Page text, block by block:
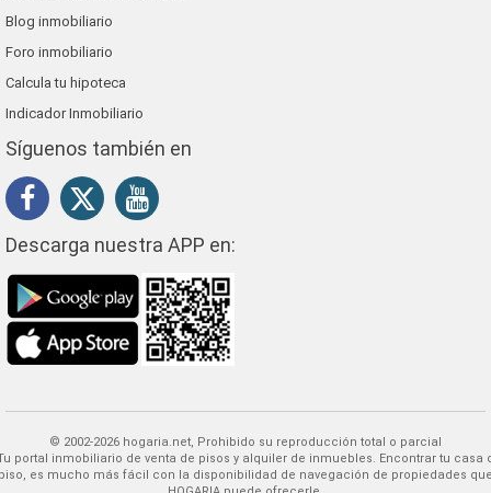
Blog inmobiliario
Foro inmobiliario
Calcula tu hipoteca
Indicador Inmobiliario
Síguenos también en
Descarga nuestra APP en:
© 2002-2026 hogaria.net, Prohibido su reproducción total o parcial
Encontrar tu casa o
es mucho más fácil con la disponibilidad de navegación de propiedades